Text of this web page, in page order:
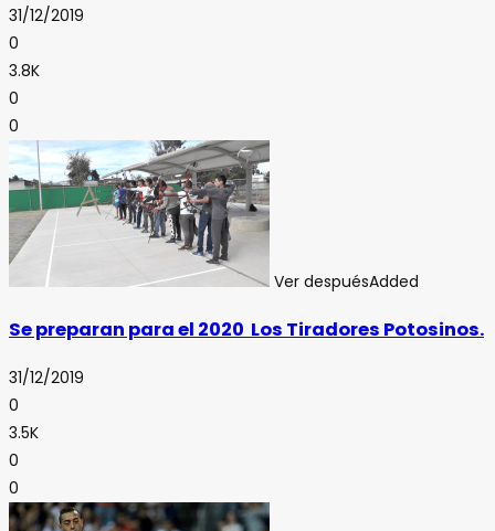
31/12/2019
0
3.8K
0
0
Ver despuésAdded
Se preparan para el 2020 Los Tiradores Potosinos.
31/12/2019
0
3.5K
0
0